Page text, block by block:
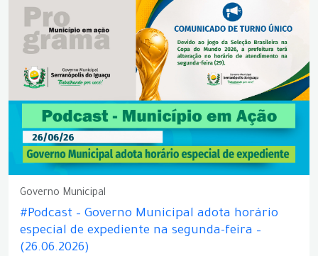
Governo Municipal
#Podcast – Governo Municipal adota horário
especial de expediente na segunda-feira –
(26.06.2026)